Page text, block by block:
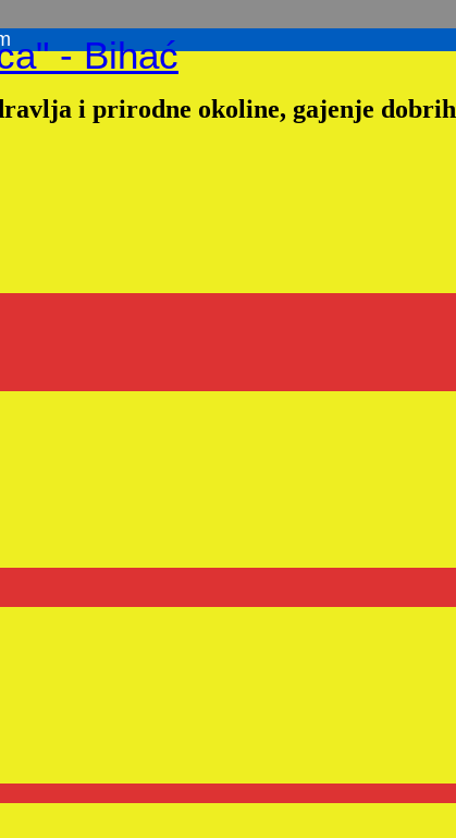
- Bihać
i prirodne okoline, gajenje dobrih